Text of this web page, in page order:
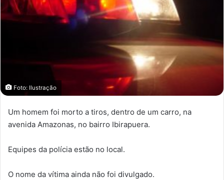
Foto: Ilustração
Um homem foi morto a tiros, dentro de um carro, na
avenida Amazonas, no bairro Ibirapuera.
Equipes da polícia estão no local.
O nome da vítima ainda não foi divulgado.